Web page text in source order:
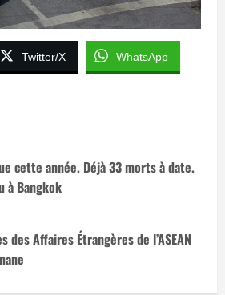
Twitter/X WhatsApp
cette année. Déjà 33 morts à date.
à Bangkok
des Affaires Étrangères de l’ASEAN